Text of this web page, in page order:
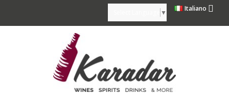
Italiano 
▼